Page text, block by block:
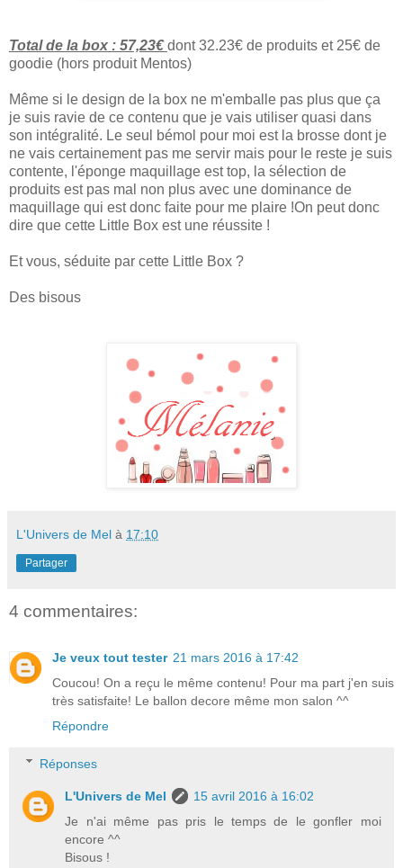
Total de la box : 57,23€dont 32.23€ de produits et 25€ de
goodie (hors produit Mentos)
Même si le design de la box ne m'emballe pas plus que ça
je suis ravie de ce contenu que je vais utiliser quasi dans
son intégralité. Le seul bémol pour moi est la brosse dont je
ne vais certainement pas me servir mais pour le reste je suis
contente, l'éponge maquillage est top, la sélection de
produits est pas mal non plus avec une dominance de
maquillage qui est donc faite pour me plaire !On peut donc
dire que cette Little Box est une réussite !
Et vous, séduite par cette Little Box ?
Des bisous
L'Univers de Mel à 17:10
Partager
4 commentaires:
Je veux tout tester 21 mars 2016 à 17:42
Coucou! On a reçu le même contenu! Pour ma part j'en suis
très satisfaite! Le ballon decore même mon salon ^^
Répondre
Réponses
L'Univers de Mel
15 avril 2016 à 16:02
Je n'ai même pas pris le temps de le gonfler moi
encore ^^
Bisous !